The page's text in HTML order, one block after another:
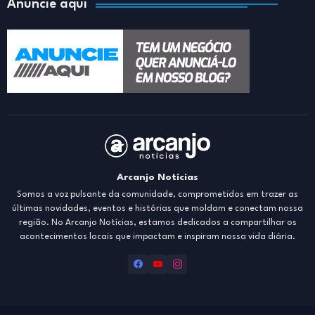
Anuncie aqui
Arcanjo Notícias
Somos a voz pulsante da comunidade, comprometidos em trazer as
últimas novidades, eventos e histórias que moldam e conectam nossa
região. No Arcanjo Notícias, estamos dedicados a compartilhar os
acontecimentos locais que impactam e inspiram nossa vida diária.